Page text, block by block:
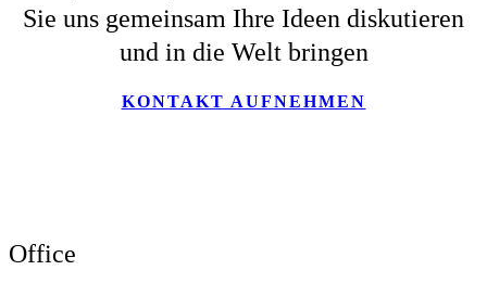
Sie uns gemeinsam Ihre Ideen diskutieren
und in die Welt bringen
KONTAKT AUFNEHMEN
Office